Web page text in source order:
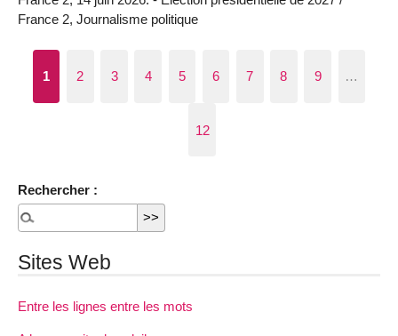
France 2, Journalisme politique
1 2 3 4 5 6 7 8 9 …
12
Rechercher :
Sites Web
Entre les lignes entre les mots